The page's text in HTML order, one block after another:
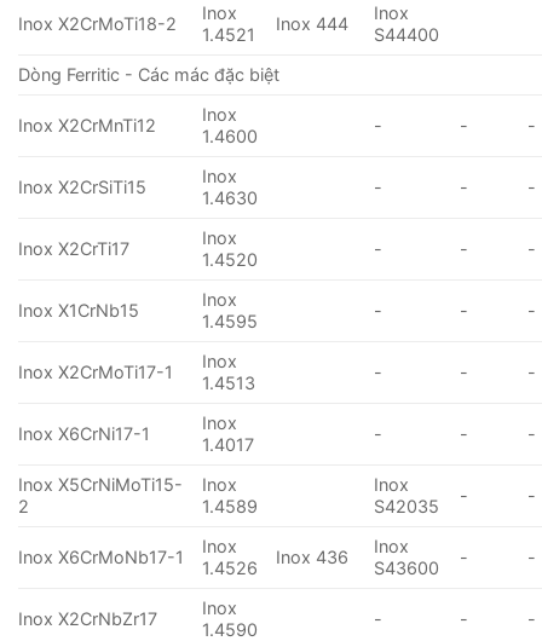
Inox X2CrMoTi18-2
Inox
1.4521
Inox 444
Inox
S44400
Dòng Ferritic - Các mác đặc biệt
Inox X2CrMnTi12
Inox
1.4600
- - -
Inox X2CrSiTi15
Inox
1.4630
- - -
Inox X2CrTi17
Inox
1.4520
- - -
Inox X1CrNb15
Inox
1.4595
- - -
Inox X2CrMoTi17-1
Inox
1.4513
- - -
Inox X6CrNi17-1
Inox
1.4017
- - -
Inox X5CrNiMoTi15-
2
Inox
1.4589
Inox
S42035
- -
Inox X6CrMoNb17-1
Inox
1.4526
Inox 436
Inox
S43600
- -
Inox X2CrNbZr17
Inox
1.4590
- - -